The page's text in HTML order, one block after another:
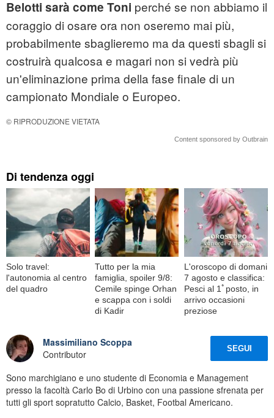
Belotti sarà come Toni perché se non abbiamo il
coraggio di osare ora non oseremo mai più,
probabilmente sbaglieremo ma da questi sbagli si
costruirà qualcosa e magari non si vedrà più
un'eliminazione prima della fase finale di un
campionato Mondiale o Europeo.
© RIPRODUZIONE VIETATA
Content sponsored by Outbrain
Di tendenza oggi
Solo travel:
l'autonomia al centro
del quadro
Tutto per la mia
famiglia, spoiler 9/8:
Cemile spinge Orhan
e scappa con i soldi
di Kadir
L'oroscopo di domani
7 agosto e classifica:
Pesci al 1ﾟposto, in
arrivo occasioni
preziose
Massimiliano Scoppa
Contributor
SEGUI
Sono marchigiano e uno studente di Economia e Management
presso la facoltà Carlo Bo di Urbino con una passione sfrenata per
tutti gli sport sopratutto Calcio, Basket, Footbal Americano.